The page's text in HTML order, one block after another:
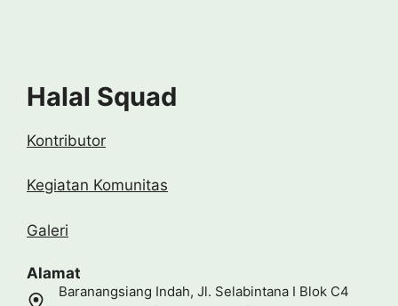
Halal Squad
Kontributor
Kegiatan Komunitas
Galeri
Alamat
Baranangsiang Indah, Jl. Selabintana I Blok C4